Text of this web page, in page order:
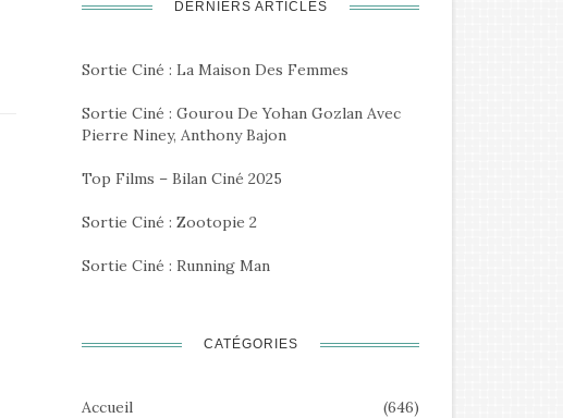
DERNIERS ARTICLES
Sortie Ciné : La Maison Des Femmes
Sortie Ciné : Gourou De Yohan Gozlan Avec
Pierre Niney, Anthony Bajon
Top Films – Bilan Ciné 2025
Sortie Ciné : Zootopie 2
Sortie Ciné : Running Man
CATÉGORIES
Accueil (646)